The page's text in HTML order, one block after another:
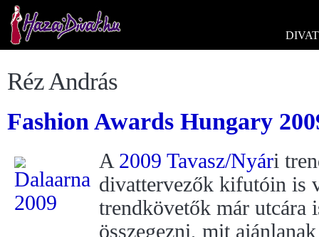
DIVAT
Réz András
Fashion Awards Hungary
A 2009 Tavasz/Nyári
divattervezők kifutóin is
trendkövetők már utcára
összegezni, mit